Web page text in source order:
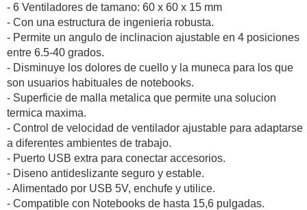
- 6 Ventiladores de tamano: 60 x 60 x 15 mm
- Con una estructura de ingenieria robusta.
- Permite un angulo de inclinacion ajustable en 4 posiciones
entre 6.5-40 grados.
- Disminuye los dolores de cuello y la muneca para los que
son usuarios habituales de notebooks.
- Superficie de malla metalica que permite una solucion
termica maxima.
- Control de velocidad de ventilador ajustable para adaptarse
a diferentes ambientes de trabajo.
- Puerto USB extra para conectar accesorios.
- Diseno antideslizante seguro y estable.
- Alimentado por USB 5V, enchufe y utilice.
- Compatible con Notebooks de hasta 15,6 pulgadas.